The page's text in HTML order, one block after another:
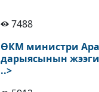
7488
ӨКМ министри
дарыясынын
..>